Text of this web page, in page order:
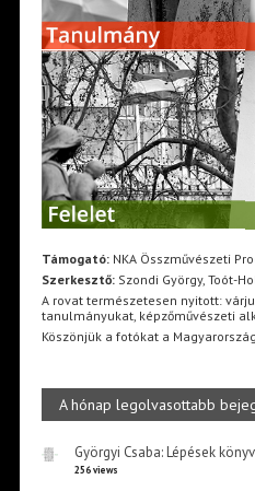
Támogató:NKA Összművészeti
Szerkesztő:Szondi György, Toót-
A rovat természetesen nyitott:
tanulmányukat, képzőművészeti
Köszönjük a fotókat a
A hónap legolvasottabb
Györgyi Csaba: Lépések
256 views